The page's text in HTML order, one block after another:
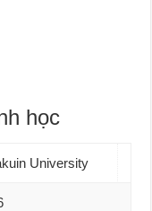
học
University